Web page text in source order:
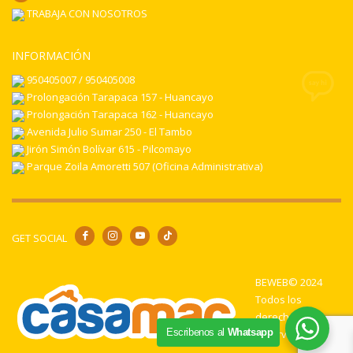
TRABAJA CON NOSOTROS
INFORMACIÓN
950405007 / 950405008
Prolongación Tarapaca 157 - Huancayo
Prolongación Tarapaca 162 - Huancayo
Avenida Julio Sumar 250 - El Tambo
Jirón Simón Bolívar 615 - Pilcomayo
Parque Zoila Amoretti 507 (Oficina Administrativa)
GET SOCIAL
BEWEB© 2024
Todos los
derechos
reservados.
Escribenos al Whatsapp